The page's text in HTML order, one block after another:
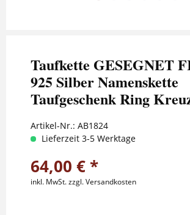
Taufkette GESEGNET
925 Silber Namenskette
Taufgeschenk Ring
Artikel-Nr.: AB1824
Lieferzeit 3-5 Werktage
64,00 € *
inkl. MwSt.zzgl. Versandkosten